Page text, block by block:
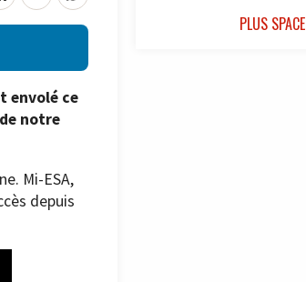
envolé ce
notre
Mi-ESA,
depuis
PLUS SPACE